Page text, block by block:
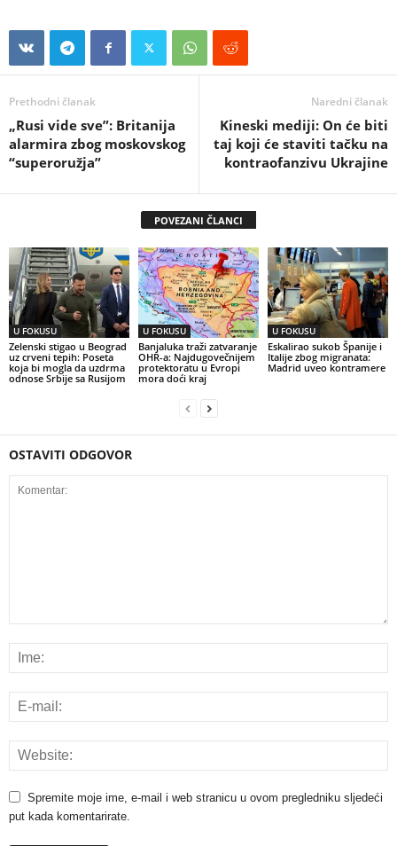
Prethodni članak
„Rusi vide sve”: Britanija
alarmira zbog moskovskog
“superoružja”
Naredni članak
Kineski mediji: On će biti
taj koji će staviti tačku na
kontraofanzivu Ukrajine
POVEZANI ČLANCI
U FOKUSU
Zelenski stigao u Beograd
uz crveni tepih: Poseta
koja bi mogla da uzdrma
odnose Srbije sa Rusijom
U FOKUSU
Banjaluka traži zatvaranje
OHR-a: Najdugovečnijem
protektoratu u Evropi
mora doći kraj
U FOKUSU
Eskalirao sukob Španije i
Italije zbog migranata:
Madrid uveo kontramere
OSTAVITI ODGOVOR
Spremite moje ime, e-mail i web stranicu u ovom pregledniku sljedeći
put kada komentarirate.